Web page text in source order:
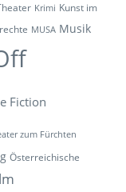
Krimi Kunst im
MUSA Musik
Fiction
zum Fürchten
Österreichische